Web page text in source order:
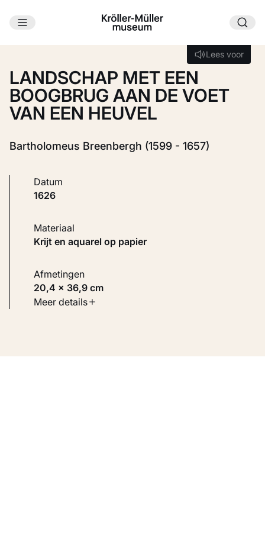
Ga naar hoofdinhoud
Lees voor
Lees voor
LANDSCHAP MET EEN
BOOGBRUG AAN DE VOET
VAN EEN HEUVEL
Bartholomeus Breenbergh (1599 - 1657)
Datum
1626
Materiaal
Krijt en aquarel op papier
Afmetingen
20,4 × 36,9 cm
Soort werk
Meer details